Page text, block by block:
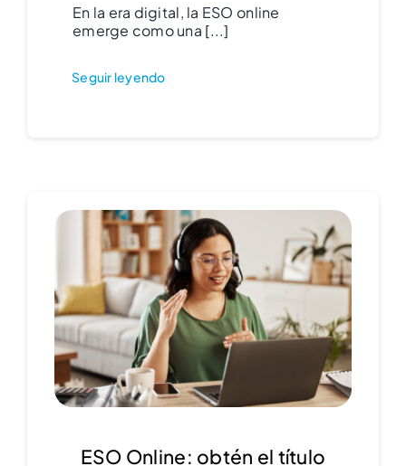
En la era digital, la ESO online
emerge como una [...]
Seguir leyendo
ESO Online: obtén el título